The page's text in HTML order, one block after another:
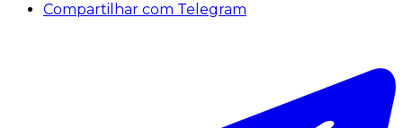
Compartilhar com Telegram